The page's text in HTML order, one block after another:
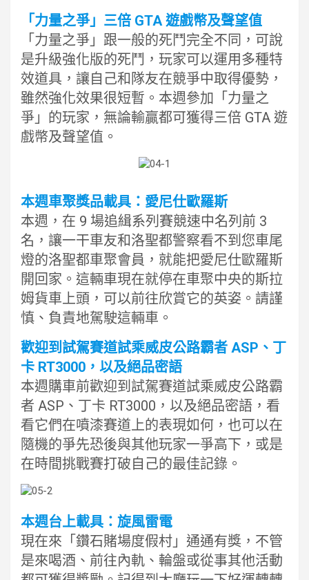
「力量之爭」三倍 GTA 遊戲幣及聲望值
「力量之爭」跟一般的死鬥完全不同，可說
是升級強化版的死鬥，玩家可以運用多種特
效道具，讓自己和隊友在競爭中取得優勢，
雖然強化效果很短暫。本週參加「力量之
爭」的玩家，無論輸贏都可獲得三倍 GTA 遊
戲幣及聲望值。
本週車聚獎品載具：愛尼仕歐羅斯
本週，在 9 場追緝系列賽競速中名列前 3
名，讓一干車友和洛聖都警察看不到您車尾
燈的洛聖都車聚會員，就能把愛尼仕歐羅斯
開回家。這輛車現在就停在車聚中央的斯拉
姆貨車上頭，可以前往欣賞它的英姿。請謹
慎、負責地駕駛這輛車。
歡迎到試駕賽道試乘威皮公路霸者 ASP、丁
卡 RT3000，以及絕品密語
本週購車前歡迎到試駕賽道試乘威皮公路霸
者 ASP、丁卡 RT3000，以及絕品密語，看
看它們在噴漆賽道上的表現如何，也可以在
隨機的爭先恐後與其他玩家一爭高下，或是
在時間挑戰賽打破自己的最佳記錄。
本週台上載具：旋風雷電
現在來「鑽石賭場度假村」通通有獎，不管
是來喝酒、前往內軌、輪盤或從事其他活動